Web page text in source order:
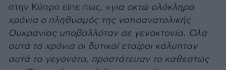
στην Κύπρο είπε πως, « για οκτώ ολόκληρα
χρόνια ο πληθυσμός της νοτιοανατολικής
Ουκρανίας υποβαλλόταν σε γενοκτονία. Όλα
αυτά τα χρόνια οι δυτικοί εταίροι κάλυπταν
αυτά τα γεγονότα, προστάτευαν το καθεστώς